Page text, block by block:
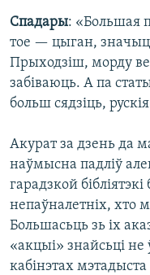
Спадары: «Большая
тое — цыган,
Прыходзіш, морду
забіваюць. А па
больш сядзіць,
Акурат за дзень да
наўмысна падліў
гарадзкой
непаўналетніх, хто
Большасьць зь іх
«акцыі» знайсьці
кабінэтах мэтадыста